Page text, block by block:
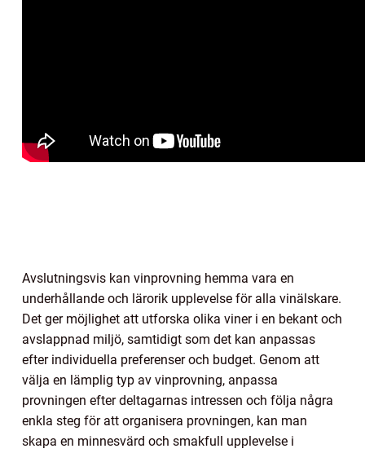
Avslutningsvis kan vinprovning hemma vara en
underhållande och lärorik upplevelse för alla vinälskare.
Det ger möjlighet att utforska olika viner i en bekant och
avslappnad miljö, samtidigt som det kan anpassas
efter individuella preferenser och budget. Genom att
välja en lämplig typ av vinprovning, anpassa
provningen efter deltagarnas intressen och följa några
enkla steg för att organisera provningen, kan man
skapa en minnesvärd och smakfull upplevelse i